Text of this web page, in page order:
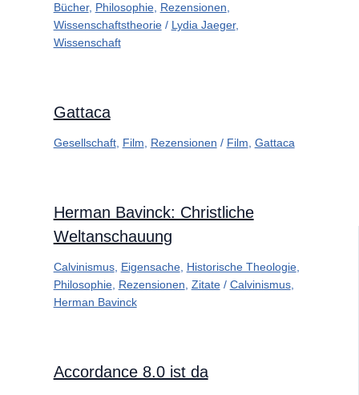
Bücher, Philosophie, Rezensionen
Wissenschaftstheorie/ Lydia Jaeger,
Wissenschaft
Gattaca
Gesellschaft, Film Rezensionen / Film Gattaca
Herman Bavinck: Christliche
Weltanschauung
Calvinismus, Eigensache, Historische Theologie,
Philosophie, Rezensionen Zitate/ Calvinismus,
Herman Bavinck
Accordance 8.0 ist da